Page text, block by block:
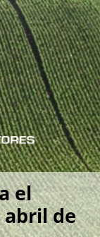
el
abril de